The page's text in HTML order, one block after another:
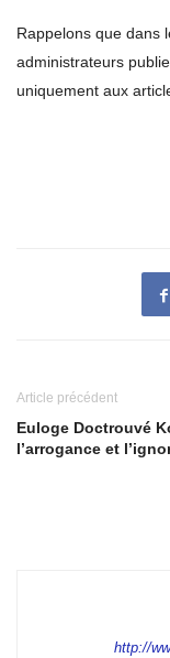
Rappelons que dans
administrateurs
uniquement aux
Article précédent
Euloge Doctrouvé
l’arrogance et
http://